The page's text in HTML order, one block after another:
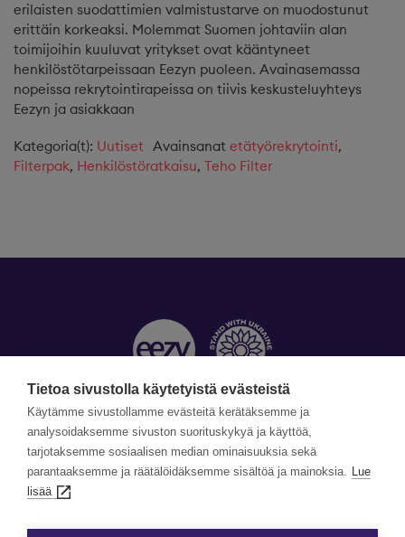
erilaisten suodattimien valmistustarve on muodostunut
erittäin korkeaksi. Molemmat Suomen johtaviin alan
toimijoihin kuuluvat yritykset ovat kääntyneet
henkilöstötarpeissaan Eezyn puoleen. Avainasemassa
nopeissa rekrytointirapeissa on tiivis keskusteluyhteys
Eezyn ja asiakkaan
Kategoria(t): Uutiset Avainsanat etätyörekrytointi,
Filterpak, Henkilöstöratkaisu, Teho Filter
Yhteystiedot »
©Copyright Eezy 2026
Tietosuojaselosteet
Tietoa sivustolla käytetyistä evästeistä
Käytämme sivustollamme evästeitä kerätäksemme ja
analysoidaksemme sivuston suorituskykyä ja käyttöä,
tarjotaksemme sosiaalisen median ominaisuuksia sekä
parantaaksemme ja räätälöidäksemme sisältöä ja mainoksia. Lue
lisää